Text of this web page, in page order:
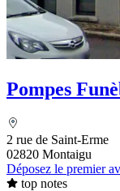
Pompes
2 rue de Saint-Erme
02820 Montaigu
Déposez le premier
top notes